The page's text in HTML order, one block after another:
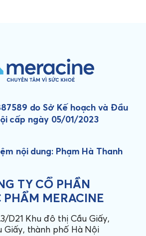
do Sở Kế hoạch và Đầu
cấp ngày 05/01/2023
nội dung: Phạm Hà Thanh
TY CỔ PHẦN
PHẨM MERACINE
D21 Khu đô thị Cầu Giấy,
Giấy, thành phố Hà Nội